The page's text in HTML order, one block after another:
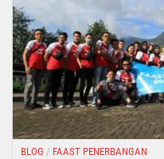
BLOG / FAAST PENERBANGAN